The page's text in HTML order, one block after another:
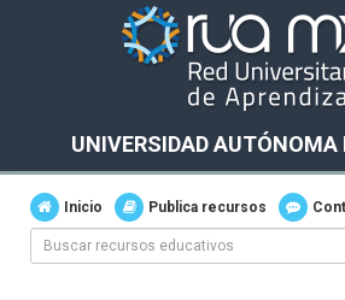
UNIVERSIDAD AUTÓNOMA
Inicio Publica recursos